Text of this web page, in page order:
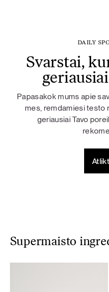
DAILY
Svarstai,
Papasakok mums apie
mes, remdamiesi testo
geriausiai Tavo
Supermaisto